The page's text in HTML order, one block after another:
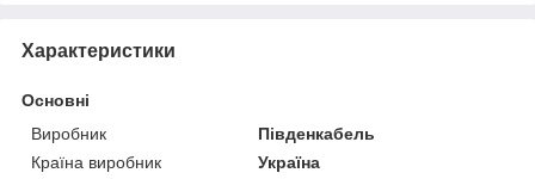
Характеристики
Основні
Виробник
Південкабель
Країна виробник
Україна